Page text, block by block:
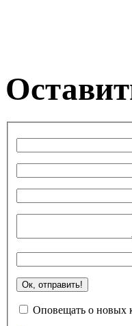
Оповещать о новых